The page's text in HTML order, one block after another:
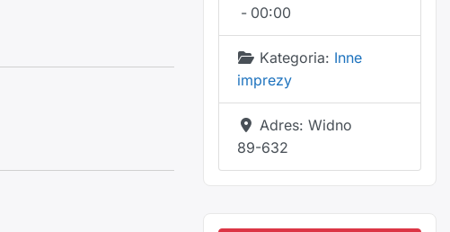
- 00:00
Kategoria: Inne
imprezy
Adres: Widno
89-632